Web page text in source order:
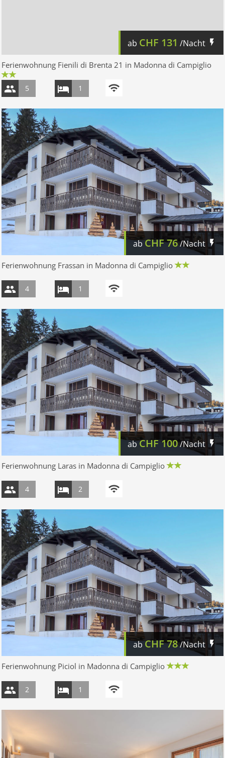
ab CHF 131 /Nacht
Ferienwohnung Fienili di Brenta 21 in Madonna di Campiglio
5 1
abCHF76/Nacht
Ferienwohnung Frassan in Madonna di Campiglio
4 1
abCHF100/Nacht
Ferienwohnung Laras in Madonna di Campiglio
4 2
abCHF78/Nacht
Ferienwohnung Piciol in Madonna di Campiglio
2 1